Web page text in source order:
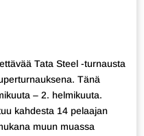
Tata Steel -turnausta
Tänä
– 2. helmikuuta.
kahdesta 14 pelaajan
muun muassa